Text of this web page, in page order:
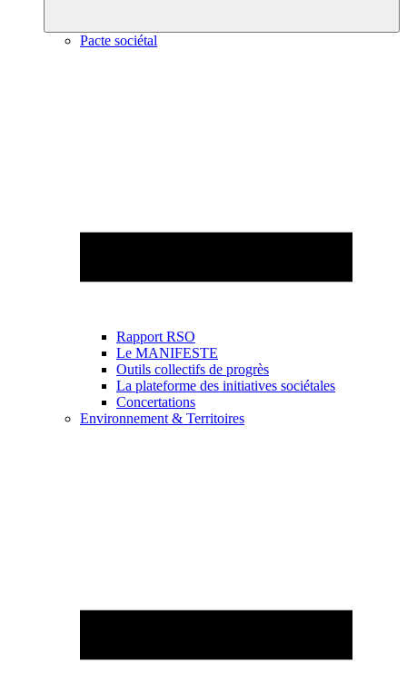
Pacte sociétal
Rapport RSO
Le MANIFESTE
Outils collectifs de progrès
La plateforme des initiatives sociétales
Concertations
Environnement & Territoires